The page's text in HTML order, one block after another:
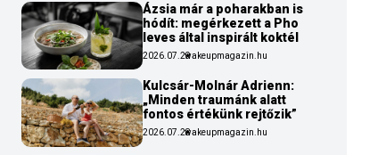
Ázsia már a poharakban is
hódít: megérkezett a Pho
leves által inspirált koktél
2026.07.29wakeupmagazin.hu
Kulcsár-Molnár Adrienn:
„Minden traumánk alatt
fontos értékünk rejtőzik”
2026.07.28wakeupmagazin.hu